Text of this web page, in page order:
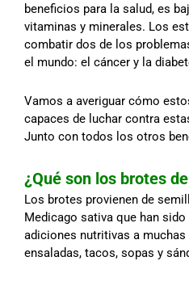
beneficios para la salud, es
vitaminas y minerales. Los
combatir dos de los
el mundo: el cáncer y la
Vamos a averiguar cómo
capaces de luchar contra
Junto con todos los otros
¿Qué son los brotes
Los brotes provienen de
Medicago sativa que han
adiciones nutritivas a
ensaladas, tacos, sopas y